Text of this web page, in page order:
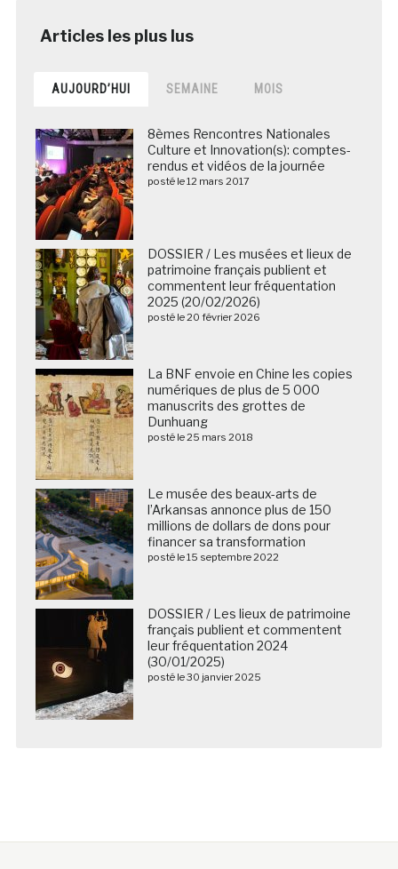
AUJOURD’HUI SEMAINE MOIS
8èmes Rencontres Nationales
Culture et Innovation(s): comptes-
rendus et vidéos de la journée
posté le 12 mars 2017
DOSSIER / Les musées et lieux de
patrimoine français publient et
commentent leur fréquentation
2025 (20/02/2026)
posté le 20 février 2026
La BNF envoie en Chine les copies
numériques de plus de 5 000
manuscrits des grottes de
Dunhuang
posté le 25 mars 2018
Le musée des beaux-arts de
l’Arkansas annonce plus de 150
millions de dollars de dons pour
financer sa transformation
posté le 15 septembre 2022
DOSSIER / Les lieux de patrimoine
français publient et commentent
leur fréquentation 2024
(30/01/2025)
posté le 30 janvier 2025